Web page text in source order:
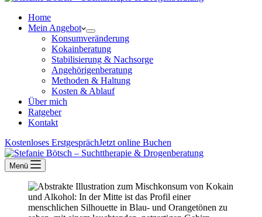
Home
Mein Angebot
Konsumveränderung
Kokainberatung
Stabilisierung & Nachsorge
Angehörigenberatung
Methoden & Haltung
Kosten & Ablauf
Über mich
Ratgeber
Kontakt
Kostenloses ErstgesprächJetzt online Buchen
Menü